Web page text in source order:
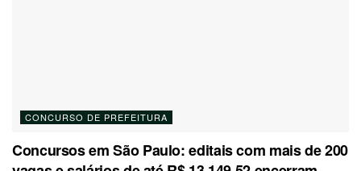
CONCURSO DE PREFEITURA
Concursos em São Paulo: editais com mais de 200